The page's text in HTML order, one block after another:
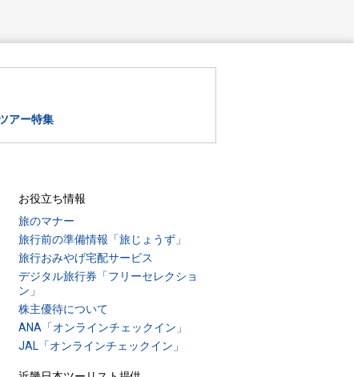
アー特集
お役立ち情報
旅のマナー
旅行前の準備情報「旅じょうず」
旅行おみやげ宅配サービス
デジタル旅行券「フリーセレクショ
ン」
株主優待について
ANA「オンラインチェックイン」
JAL「オンラインチェックイン」